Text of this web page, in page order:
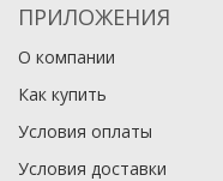
В корзину
ПРИЛОЖЕНИЯ
О компании
Как купить
Условия оплаты
Условия доставки